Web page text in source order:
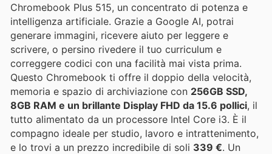
Chromebook Plus 515, un concentrato di potenza e
intelligenza artificiale. Grazie a Google AI, potrai
generare immagini, ricevere aiuto per leggere e
scrivere, o persino rivedere il tuo curriculum e
correggere codici con una facilità mai vista prima.
Questo Chromebook ti offre il doppio della velocità,
memoria e spazio di archiviazione con 256GB SSD,
8GB RAM e un brillante Display FHD da 15.6 pollici, il
tutto alimentato da un processore Intel Core i3. È il
compagno ideale per studio, lavoro e intrattenimento,
e lo trovi a un prezzo incredibile di soli 339 €. Un